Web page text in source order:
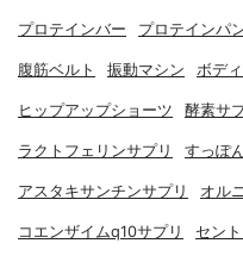
プロテインバー プロテインパ
腹筋ベルト 振動マシン ボデ
ヒップアップショーツ 酵素サ
ラクトフェリンサプリ すっぽ
アスタキサンチンサプリ オル
コエンザイムq10サプリ セン